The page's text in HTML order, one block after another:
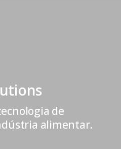
de
alimentar.